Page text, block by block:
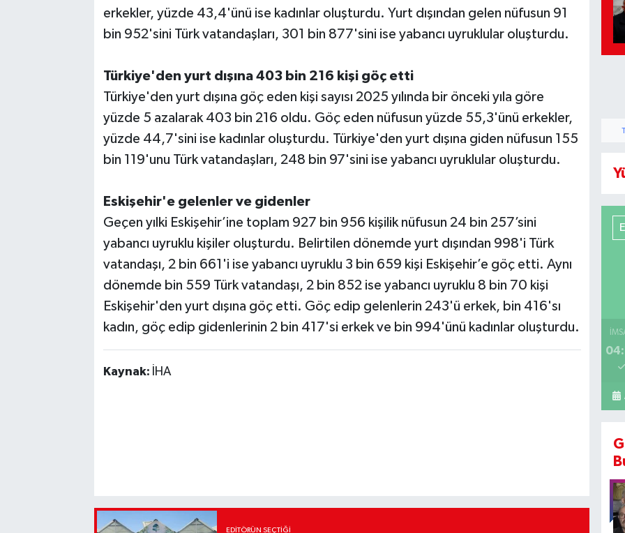
erkekler, yüzde 43,4'ünü ise kadınlar oluşturdu. Yurt dışından gelen nüfusun 91
bin 952'sini Türk vatandaşları, 301 bin 877'sini ise yabancı uyruklular oluşturdu.
Türkiye'den yurt dışına 403 bin 216 kişi göç etti
Türkiye'den yurt dışına göç eden kişi sayısı 2025 yılında bir önceki yıla göre
yüzde 5 azalarak 403 bin 216 oldu. Göç eden nüfusun yüzde 55,3'ünü erkekler,
yüzde 44,7'sini ise kadınlar oluşturdu. Türkiye'den yurt dışına giden nüfusun 155
bin 119'unu Türk vatandaşları, 248 bin 97'sini ise yabancı uyruklular oluşturdu.
Eskişehir'e gelenler ve gidenler
Geçen yılki Eskişehir’ine toplam 927 bin 956 kişilik nüfusun 24 bin 257’sini
yabancı uyruklu kişiler oluşturdu. Belirtilen dönemde yurt dışından 998'i Türk
vatandaşı, 2 bin 661'i ise yabancı uyruklu 3 bin 659 kişi Eskişehir’e göç etti. Aynı
dönemde bin 559 Türk vatandaşı, 2 bin 852 ise yabancı uyruklu 8 bin 70 kişi
Eskişehir'den yurt dışına göç etti. Göç edip gelenlerin 243'ü erkek, bin 416'sı
kadın, göç edip gidenlerinin 2 bin 417'si erkek ve bin 994'ünü kadınlar oluşturdu.
Kaynak: İHA
EDITÖRÜN SEÇTIĞI